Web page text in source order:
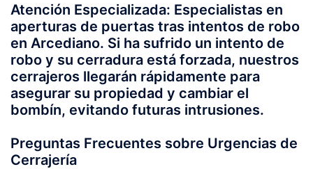
Atención Especializada: Especialistas en
aperturas de puertas tras intentos de robo
en Arcediano. Si ha sufrido un intento de
robo y su cerradura está forzada, nuestros
cerrajeros llegarán rápidamente para
asegurar su propiedad y cambiar el
bombín, evitando futuras intrusiones.
Preguntas Frecuentes sobre Urgencias de
Cerrajería